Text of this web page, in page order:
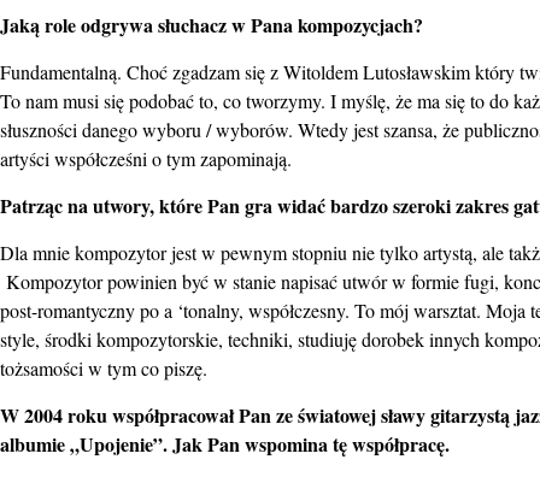
Jaką role odgrywa słuchacz w Pana kompozycjach?
Fundamentalną. Choć zgadzam się z Witoldem Lutosławskim który
To nam musi się podobać to, co tworzymy. I myślę, że ma się to do
słuszności danego wyboru / wyborów. Wtedy jest szansa, że
artyści współcześni o tym zapominają.
Patrząc na utwory, które Pan gra widać bardzo szeroki zakres
Dla mnie kompozytor jest w pewnym stopniu nie tylko artystą, ale
Kompozytor powinien być w stanie napisać utwór w formie fugi,
post-romantyczny po a ‘tonalny, współczesny. To mój warsztat.
style, środki kompozytorskie, techniki, studiuję dorobek innych
tożsamości w tym co piszę.
W 2004 roku współpracował Pan ze światowej sławy
albumie „Upojenie”. Jak Pan wspomina tę współpracę.